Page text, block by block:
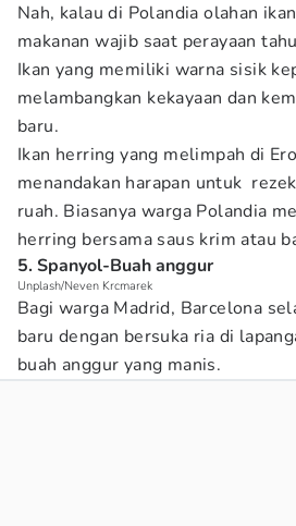
Nah, kalau di Polandia olahan
makanan wajib saat perayaan
Ikan yang memiliki warna sisik
melambangkan kekayaan dan
baru.
Ikan herring yang melimpah di
menandakan harapan untuk
ruah. Biasanya warga Polandia
herring bersama saus krim atau
5. Spanyol-Buah anggur
Unplash/Neven Krcmarek
Bagi warga Madrid, Barcelona
baru dengan bersuka ria di
buah anggur yang manis.